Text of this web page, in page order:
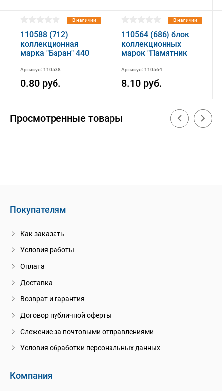
В наличии
110588 (712)
коллекционная
марка "Баран" 440
Артикул: 110588
0.80 руб.
В наличии
110564 (686) блок
коллекционных
марок "Памятник
наследия."Геодезическая
Дуга Струве""5000
(1м+2куп.)
Артикул: 110564
8.10 руб.
Просмотренные товары
Покупателям
Как заказать
Условия работы
Оплата
Доставка
Возврат и гарантия
Договор публичной оферты
Слежение за почтовыми отправлениями
Условия обработки персональных данных
Компания